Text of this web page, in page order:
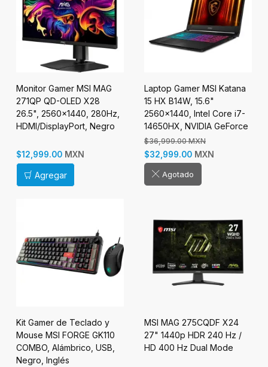
Monitor Gamer MSI MAG
271QP QD-OLED X28
26.5", 2560x1440, 280Hz,
HDMI/DisplayPort, Negro
$12,999.00 MXN
Agregar
Laptop Gamer MSI Katana
15 HX B14W, 15.6"
2560x1440, Intel Core i7-
14650HX, NVIDIA GeForce
RTX 5070, 16GB, 1TB SSD,
Windows 11 Home, Inglés
$36,999.00 MXN
$32,999.00 MXN
Agotado
Kit Gamer de Teclado y
Mouse MSI FORGE GK110
COMBO, Alámbrico, USB,
Negro, Inglés
MSI MAG 275CQDF X24
27" 1440p HDR 240 Hz /
HD 400 Hz Dual Mode